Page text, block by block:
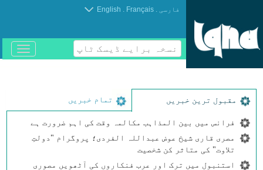
فارسی .
Français
.
English
نسخہ برایے ڈیسک ٹاپ
باز
و
مقبول ترین خبریں تمام خبریں
فرانس میں بین المذاہب مکالمہ وقت کی اہم ضرورت ہے
مصری قاری شیخ عوض عبداللہ الفردی؛ پروگرام "دولتِ
تلاوت" کی متاثر کن شخصیت
استنبول میں ترک اور عرب فنکاروں کی آٹھویں مصوری